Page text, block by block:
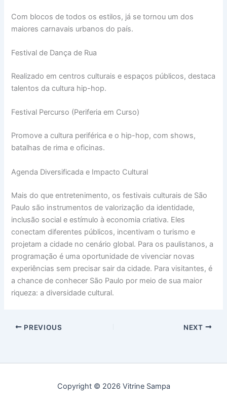
Com blocos de todos os estilos, já se tornou um dos
maiores carnavais urbanos do país.
Festival de Dança de Rua
Realizado em centros culturais e espaços públicos, destaca
talentos da cultura hip-hop.
Festival Percurso (Periferia em Curso)
Promove a cultura periférica e o hip-hop, com shows,
batalhas de rima e oficinas.
Agenda Diversificada e Impacto Cultural
Mais do que entretenimento, os festivais culturais de São
Paulo são instrumentos de valorização da identidade,
inclusão social e estímulo à economia criativa. Eles
conectam diferentes públicos, incentivam o turismo e
projetam a cidade no cenário global. Para os paulistanos, a
programação é uma oportunidade de vivenciar novas
experiências sem precisar sair da cidade. Para visitantes, é
a chance de conhecer São Paulo por meio de sua maior
riqueza: a diversidade cultural.
PREVIOUS NEXT
Copyright © 2026 Vitrine Sampa